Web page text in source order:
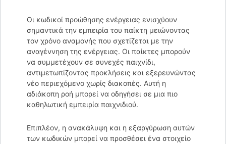
Οι κωδικοί προώθησης ενέργειας ενισχύουν
σημαντικά την εμπειρία του παίκτη μειώνοντας
τον χρόνο αναμονής που σχετίζεται με την
αναγέννηση της ενέργειας. Οι παίκτες μπορούν
να συμμετέχουν σε συνεχές παιχνίδι,
αντιμετωπίζοντας προκλήσεις και εξερευνώντας
νέο περιεχόμενο χωρίς διακοπές. Αυτή η
αδιάκοπη ροή μπορεί να οδηγήσει σε μια πιο
καθηλωτική εμπειρία παιχνιδιού.
Επιπλέον, η ανακάλυψη και η εξαργύρωση αυτών
των κωδικών μπορεί να προσθέσει ένα στοιχείο